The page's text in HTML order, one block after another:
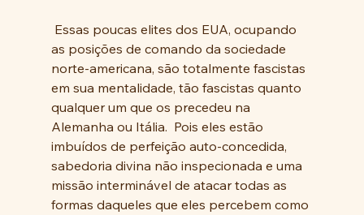
as posições de comando da sociedade
norte-americana, são totalmente fascistas
em sua mentalidade, tão fascistas quanto
qualquer um que os precedeu na
Alemanha ou Itália.  Pois eles estão
imbuídos de perfeição auto-concedida,
sabedoria divina não inspecionada e uma
missão interminável de atacar todas as
formas daqueles que eles percebem como